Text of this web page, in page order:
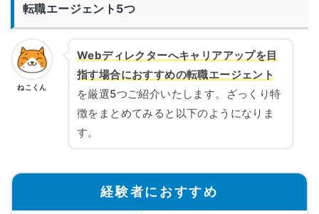
転職エージェント5つ
ねこくん
Webディレクターへキャリアアップを目
指す場合におすすめの転職エージェント
を厳選5つご紹介いたします。ざっくり特
徴をまとめてみると以下のようになりま
す。
経験者におすすめ